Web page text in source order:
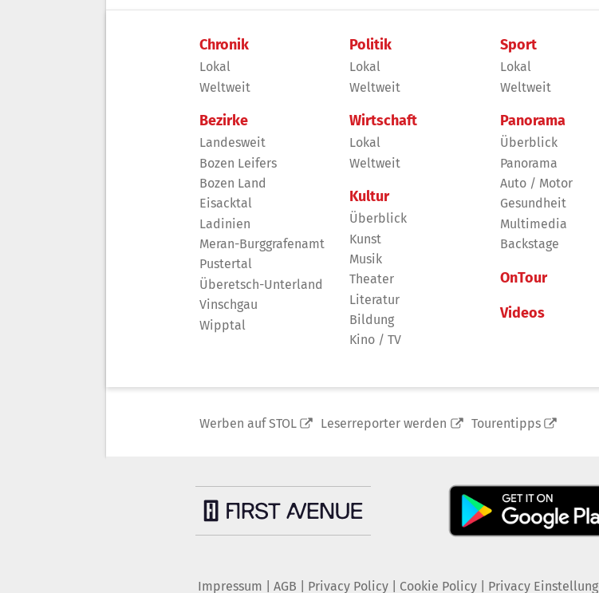
Chronik
Lokal
Weltweit
Bezirke
Landesweit
Bozen Leifers
Bozen Land
Eisacktal
Ladinien
Meran-Burggrafenamt
Pustertal
Überetsch-Unterland
Vinschgau
Wipptal
Politik
Lokal
Weltweit
Wirtschaft
Lokal
Weltweit
Kultur
Überblick
Kunst
Musik
Theater
Literatur
Bildung
Kino / TV
Sport
Lokal
Weltweit
Panorama
Überblick
Panorama
Auto / Motor
Gesundheit
Multimedia
Backstage
OnTour
Videos
Werben auf STOL Leserreporter werden Tourentipps
Impressum AGB Privacy Policy| Cookie Policy| Privacy